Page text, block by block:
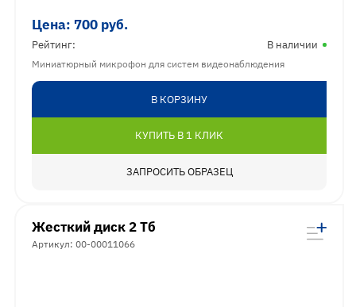
Цена: 700 руб.
Рейтинг: В наличии
Миниатюрный микрофон для систем видеонаблюдения
В КОРЗИНУ
КУПИТЬ В 1 КЛИК
ЗАПРОСИТЬ ОБРАЗЕЦ
Жесткий диск 2 Тб
Артикул: 00-00011066